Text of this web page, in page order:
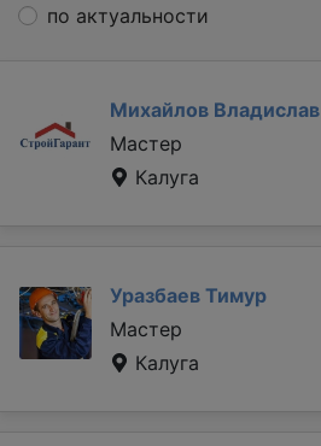
по актуальности
Михайлов Владислав
Мастер
Калуга
Уразбаев Тимур
Мастер
Калуга